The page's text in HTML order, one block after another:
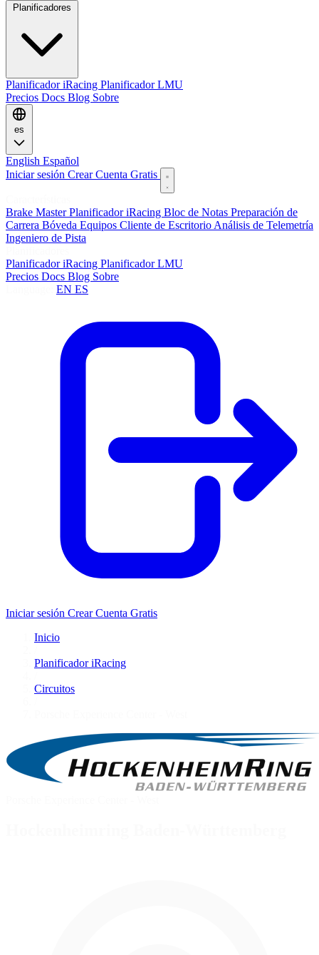
Planificador iRacing Planificador LMU
Precios Docs Blog Sobre
es
English Español
Iniciar sesión Crear Cuenta Gratis
Brake MasterPlanificador iRacing Bloc de Notas Preparación de
Carrera Bóveda Equipos Cliente de Escritorio Análisis de Telemetría
Ingeniero de Pista
Planificador iRacing Planificador LMU
Precios Docs Blog Sobre
EN ES
Iniciar sesión Crear Cuenta Gratis
Inicio
Planificador iRacing
Circuitos